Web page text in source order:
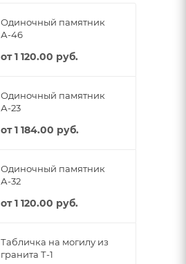
Одиночный памятник
А-46
от1 120.00 руб.
Одиночный памятник
А-23
от1 184.00 руб.
Одиночный памятник
А-32
от1 120.00 руб.
Табличка на могилу из
гранита Т-1